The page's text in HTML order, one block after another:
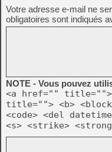
Votre adresse e-mail ne
obligatoires sont indiqués
NOTE - Vous pouvez
<a href="" title="">
title=""> <b>
<code> <del
<s> <strike>